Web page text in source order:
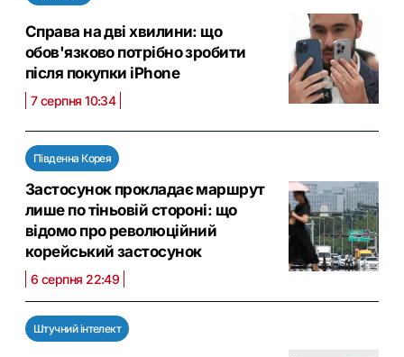
Справа на дві хвилини: що
обов'язково потрібно зробити
після покупки iPhone
7 серпня 10:34
Південна Корея
Застосунок прокладає маршрут
лише по тіньовій стороні: що
відомо про революційний
корейський застосунок
6 серпня 22:49
Штучний інтелект